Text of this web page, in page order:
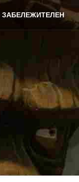
ЗАБЕЛЕЖИТЕЛЕН